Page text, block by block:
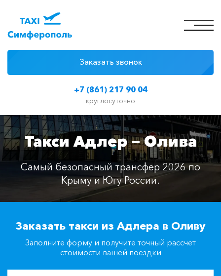
+7 (861) 217 90 04
круглосуточно
Заказать звонок
Цены на такси
Классы автомобилей
Отзывы
Контакты
+7(861)217-90-04
Такси Адлер — Олива
Самый безопасный трансфер 2026 по
Крыму и Югу России.
Заказать такси из Адлера в Оливу
Заполните форму и получите точный рассчет
стоимости вашей поездки